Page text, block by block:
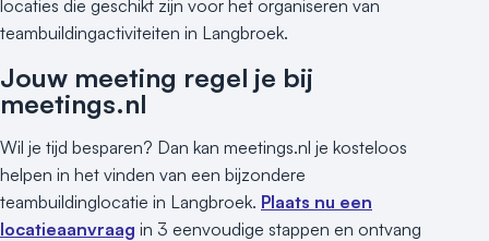
Kasteel en landgoed
Locaties aan zee
Museum
Theater
Varende locatie
locaties die geschikt zijn voor het organiseren van
teambuildingactiviteiten in Langbroek.
Jouw meeting regel je bij
meetings.nl
Wil je tijd besparen? Dan kan meetings.nl je kosteloos
helpen in het vinden van een bijzondere
teambuildinglocatie in Langbroek. Plaats nu een
locatieaanvraag in 3 eenvoudige stappen en ontvang